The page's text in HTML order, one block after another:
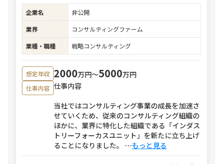
企業名
非公開
業界
コンサルティングファーム
業種・職種
戦略コンサルティング
想定年収 2000万円〜5000万円
仕事内容 仕事内容
当社ではコンサルティング事業の成長を加速さ
せていくため、従来のコンサルティング組織の
ほかに、業界に特化した組織である「インダス
トリーフォーカスユニット」を新たに立ち上げ
ることになりました。 ⋯もっと見る